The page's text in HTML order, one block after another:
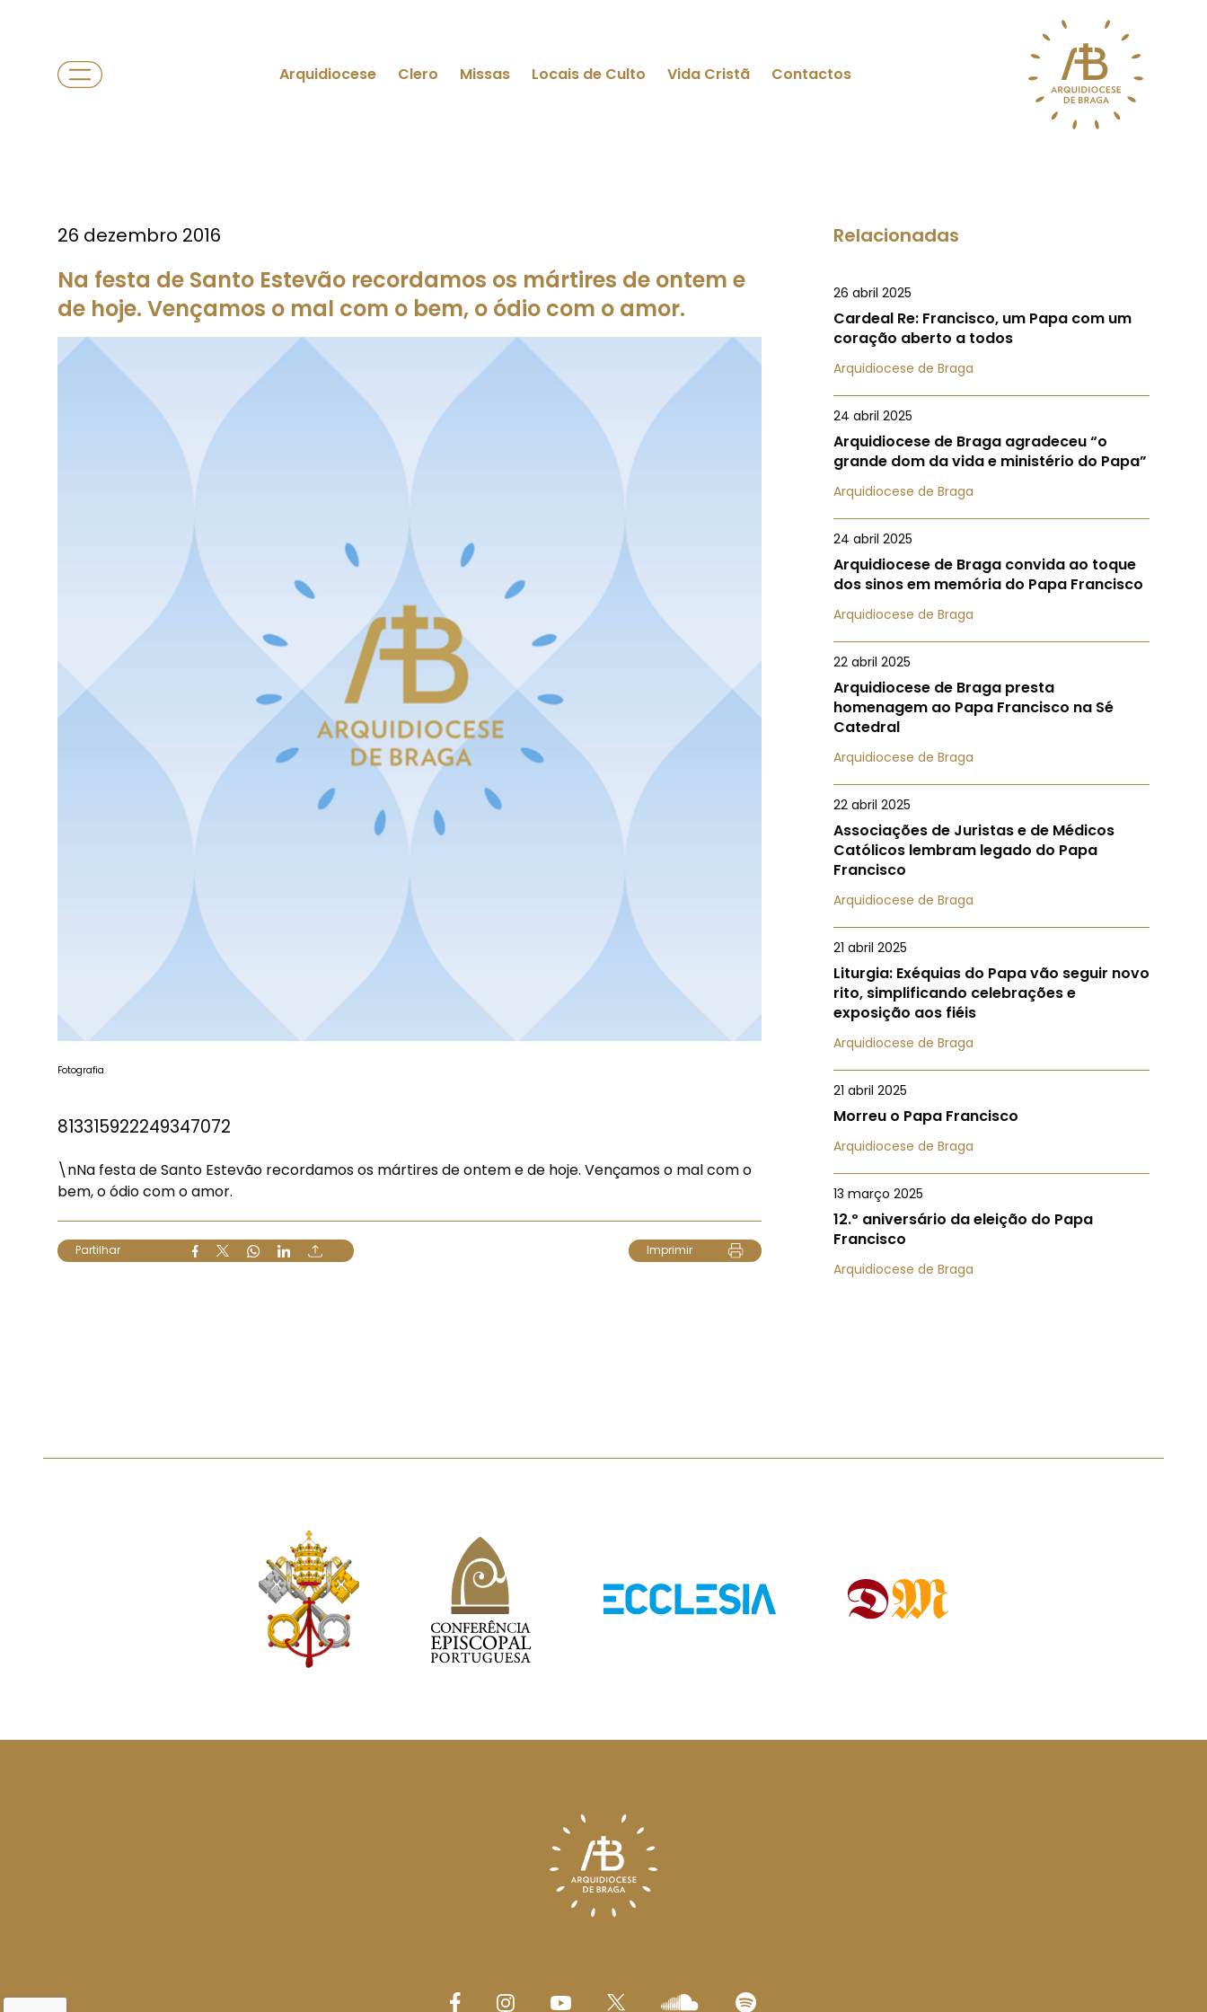
Arquidiocese Clero Missas Locais de Culto Vida Cristã Contactos
26 dezembro 2016
Na festa de Santo Estevão recordamos os mártires de ontem e
de hoje. Vençamos o mal com o bem, o ódio com o amor.
Fotografia
813315922249347072
\nNa festa de Santo Estevão recordamos os mártires de ontem e de hoje. Vençamos o mal com o
bem, o ódio com o amor.
Partilhar Imprimir
Relacionadas
26 abril 2025
Cardeal Re: Francisco, um Papa com um
coração aberto a todos
Arquidiocese de Braga
24 abril 2025
Arquidiocese de Braga agradeceu “o
grande dom da vida e ministério do Papa”
Arquidiocese de Braga
24 abril 2025
Arquidiocese de Braga convida ao toque
dos sinos em memória do Papa Francisco
Arquidiocese de Braga
22 abril 2025
Arquidiocese de Braga presta
homenagem ao Papa Francisco na Sé
Catedral
Arquidiocese de Braga
22 abril 2025
Associações de Juristas e de Médicos
Católicos lembram legado do Papa
Francisco
Arquidiocese de Braga
21 abril 2025
Liturgia: Exéquias do Papa vão seguir novo
rito, simplificando celebrações e
exposição aos fiéis
Arquidiocese de Braga
21 abril 2025
Morreu o Papa Francisco
Arquidiocese de Braga
13 março 2025
12.º aniversário da eleição do Papa
Francisco
Arquidiocese de Braga